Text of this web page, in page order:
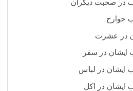
در صحبت دیگران
جوارح
در عشرت
ایشان در سفر
ایشان در لباس
ایشان در اکل